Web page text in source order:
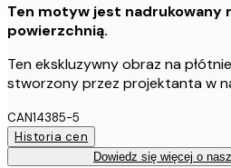
Ten motyw jest nadrukowany
powierzchnią.
Ten ekskluzywny obraz na
stworzony przez projektanta w
CAN14385-5
Historia cen
Dowiedz się więcej o